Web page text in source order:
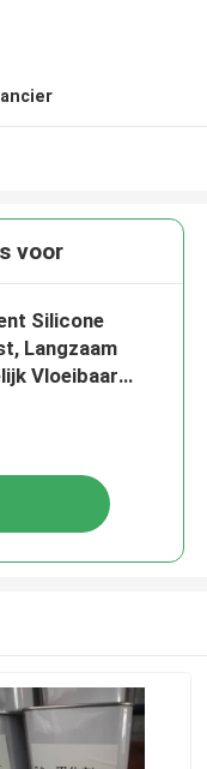
voor
Silicone
Langzaam
Vloeibaar